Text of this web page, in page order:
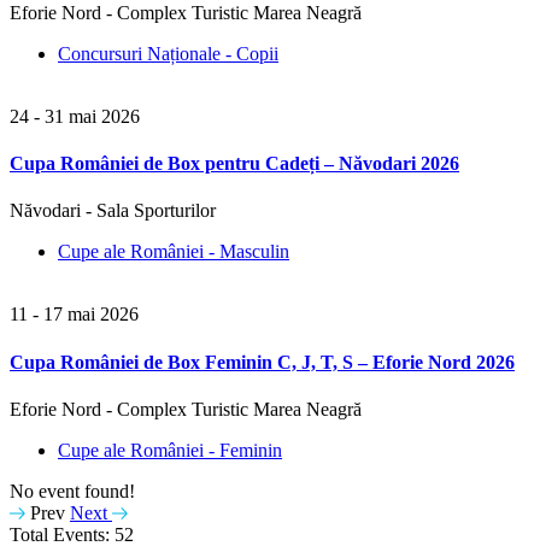
Eforie Nord - Complex Turistic Marea Neagră
Concursuri Naționale - Copii
24 - 31 mai 2026
Cupa României de Box pentru Cadeți – Năvodari 2026
Năvodari - Sala Sporturilor
Cupe ale României - Masculin
11 - 17 mai 2026
Cupa României de Box Feminin C, J, T, S – Eforie Nord 2026
Eforie Nord - Complex Turistic Marea Neagră
Cupe ale României - Feminin
No event found!
Prev Next
Total Events: 52